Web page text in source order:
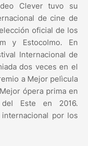
Clever tuvo su
de cine de
oficial de los
y Estocolmo. En
Internacional de
dos veces en el
a Mejor pelìcula
ópera prima en
Este en 2016.
por los